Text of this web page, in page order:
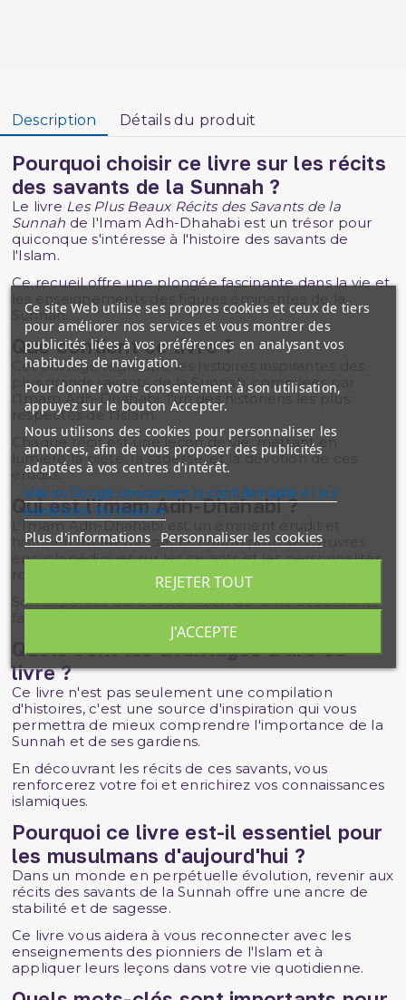
Description Détails du produit
Pourquoi choisir ce livre sur les récits
des savants de la Sunnah ?
Le livre Les Plus Beaux Récits des Savants de la
Sunnah de l'Imam Adh-Dhahabi est un trésor pour
quiconque s'intéresse à l'histoire des savants de
l'Islam.
Ce recueil offre une plongée fascinante dans la vie et
les enseignements des figures éminentes de la
Sunnah.
Que contient ce livre ?
Cet ouvrage regroupe les histoires inspirantes des
plus grands savants de la Sunnah, compilées par
l’Imam Adh-Dhahabi, l'un des historiens les plus
respectés de l'Islam.
Chaque récit est une leçon de vie, mettant en
lumière la piété, la sagesse, et la dévotion de ces
érudits.
Qui est l'Imam Adh-Dhahabi ?
L’Imam Adh-Dhahabi est un éminent érudit et
historien du 14ème siècle, connu pour ses œuvres
encyclopédiques sur les savants et les personnalités
religieuses de l'Islam.
Son expertise dans la narration de la vie des savants
Quels sont les avantages à lire ce
livre ?
Ce livre n'est pas seulement une compilation
d'histoires, c'est une source d'inspiration qui vous
permettra de mieux comprendre l'importance de la
Sunnah et de ses gardiens.
En découvrant les récits de ces savants, vous
renforcerez votre foi et enrichirez vos connaissances
islamiques.
Pourquoi ce livre est-il essentiel pour
les musulmans d'aujourd'hui ?
Dans un monde en perpétuelle évolution, revenir aux
récits des savants de la Sunnah offre une ancre de
stabilité et de sagesse.
Ce livre vous aidera à vous reconnecter avec les
enseignements des pionniers de l'Islam et à
appliquer leurs leçons dans votre vie quotidienne.
Ce site Web utilise ses propres cookies et ceux de tiers
pour améliorer nos services et vous montrer des
publicités liées à vos préférences en analysant vos
habitudes de navigation.
Pour donner votre consentement à son utilisation,
appuyez sur le bouton Accepter.
Nous utilisons des cookies pour personnaliser les
annonces, afin de vous proposer des publicités
adaptées à vos centres d'intérêt.
site de Google concernant la confidentialité et les
conditions d'utilisation
Plus d'informations Personnaliser les cookies
REJETER TOUT
J'ACCEPTE